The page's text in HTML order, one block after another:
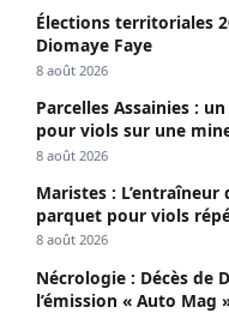
Élections territoriales
Diomaye Faye
8 août 2026
Parcelles Assainies :
pour viols sur une
8 août 2026
Maristes :
parquet pour viols
8 août 2026
Nécrologie : Décès de
l’émission « Auto Mag